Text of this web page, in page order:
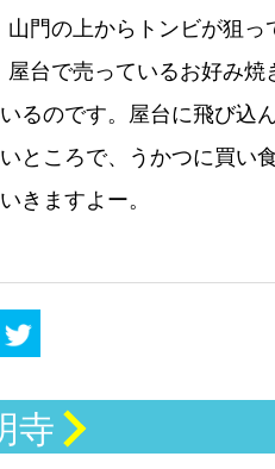
山門の上からトンビが狙
屋台で売っているお好み
るのです。屋台に飛び込
ところで、うかつに買い
きますよー。
寺